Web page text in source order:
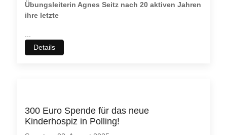
Übungsleiterin Agnes Seitz nach 20 aktiven Jahren
ihre letzte
...
Details
300 Euro Spende für das neue
Kinderhospiz in Polling!